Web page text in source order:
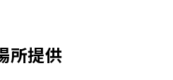
所提供